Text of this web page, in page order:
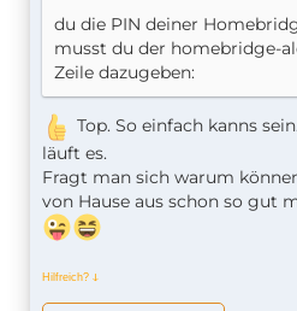
du die PIN deiner
musst du der homebridge-
Zeile dazugeben:
Top. So einfach kanns
läuft es.
Fragt man sich warum
von Hause aus schon so gut
Hilfreich? ↆ